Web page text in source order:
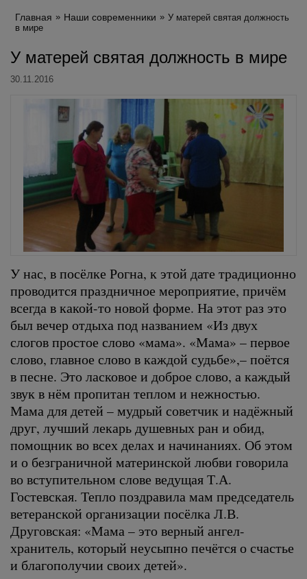
Главная Наши современники
У матерей святая должность
в мире
У матерей святая должность в мире
30.11.2016
У нас, в посёлке Рогна, к этой дате традиционно
проводится праздничное мероприятие, причём
всегда в какой-то новой форме. На этот раз это
был вечер отдыха под названием «Из двух
слогов простое слово «мама». «Мама» – первое
слово, главное слово в каждой судьбе»,– поётся
в песне. Это ласковое и доброе слово, а каждый
звук в нём пропитан теплом и нежностью.
Мама для детей – мудрый советчик и надёжный
друг, лучший лекарь душевных ран и обид,
помощник во всех делах и начинаниях. Об этом
и о безграничной материнской любви говорила
во вступительном слове ведущая Т.А.
Гостевская. Тепло поздравила мам председатель
ветеранской организации посёлка Л.В.
Друговская: «Мама – это верный ангел-
хранитель, который неусыпно печётся о счастье
и благополучии своих детей».